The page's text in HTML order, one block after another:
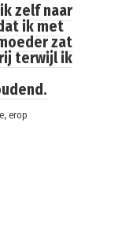
zelf naar
ik met
zat
terwijl ik
erop